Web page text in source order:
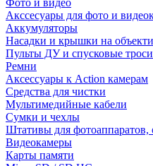
Фото и видео
Акссесуары для фото и
Аккумуляторы
Насадки и крышки на
Пульты ДУ и спусковые
Ремни
Аксессуары к Action камерам
Средства для чистки
Мультимедийные кабели
Сумки и чехлы
Штативы для фотоаппаратов,
Видеокамеры
Карты памяти